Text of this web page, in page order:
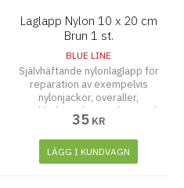
Laglapp Nylon 10 x 20 cm
Brun 1 st.
BLUE LINE
Självhäftande nylonlaglapp för
reparation av exempelvis
nylonjackor, overaller,
regnkläder och paraplyer. Tänk
på att rengöra och torka ytan
noggrant innan laglappen
fästes. Tvättbar upp till 30
grader
35 KR
LÄGG I KUNDVAGN